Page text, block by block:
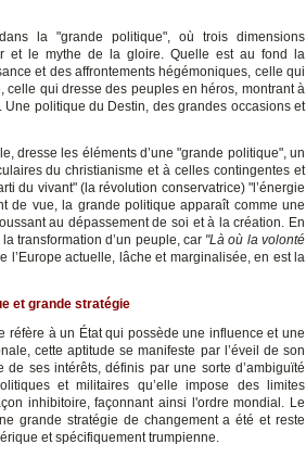
la "grande politique", où trois dimensions
et le mythe de la gloire. Quelle est au fond la
et des affrontements hégémoniques, celle qui
celle qui dresse des peuples en héros, montrant à
Une politique du Destin, des grandes occasions et
dresse les éléments d’une "grande politique", un
du christianisme et à celles contingentes et
du vivant" (la révolution conservatrice) "l’énergie
de vue, la grande politique apparaît comme une
au dépassement de soi et à la création. En
transformation d’un peuple, car "Là où la volonté
l’Europe actuelle, lâche et marginalisée, en est la
et grande stratégie
à un État qui possède une influence et une
cette aptitude se manifeste par l’éveil de son
ses intérêts, définis par une sorte d’ambiguïté
et militaires qu’elle impose des limites
inhibitoire, façonnant ainsi l'ordre mondial. Le
grande stratégie de changement a été et reste
et spécifiquement trumpienne.